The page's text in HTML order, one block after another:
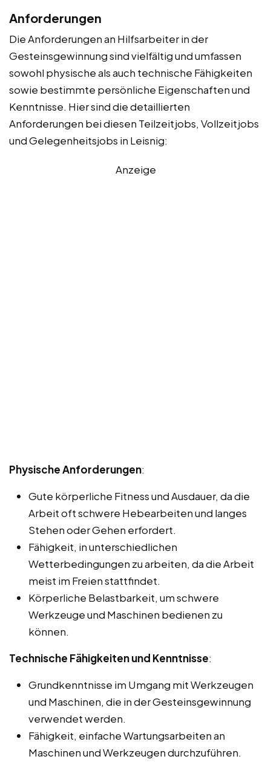
Anforderungen
Die Anforderungen an Hilfsarbeiter in der
Gesteinsgewinnung sind vielfältig und umfassen
sowohl physische als auch technische Fähigkeiten
sowie bestimmte persönliche Eigenschaften und
Kenntnisse. Hier sind die detaillierten
Anforderungen bei diesen Teilzeitjobs, Vollzeitjobs
und Gelegenheitsjobs in Leisnig:
Anzeige
Physische Anforderungen:
Gute körperliche Fitness und Ausdauer, da die
Arbeit oft schwere Hebearbeiten und langes
Stehen oder Gehen erfordert.
Fähigkeit, in unterschiedlichen
Wetterbedingungen zu arbeiten, da die Arbeit
meist im Freien stattfindet.
Körperliche Belastbarkeit, um schwere
Werkzeuge und Maschinen bedienen zu
können.
Technische Fähigkeiten und Kenntnisse:
Grundkenntnisse im Umgang mit Werkzeugen
und Maschinen, die in der Gesteinsgewinnung
verwendet werden.
Fähigkeit, einfache Wartungsarbeiten an
Maschinen und Werkzeugen durchzuführen.